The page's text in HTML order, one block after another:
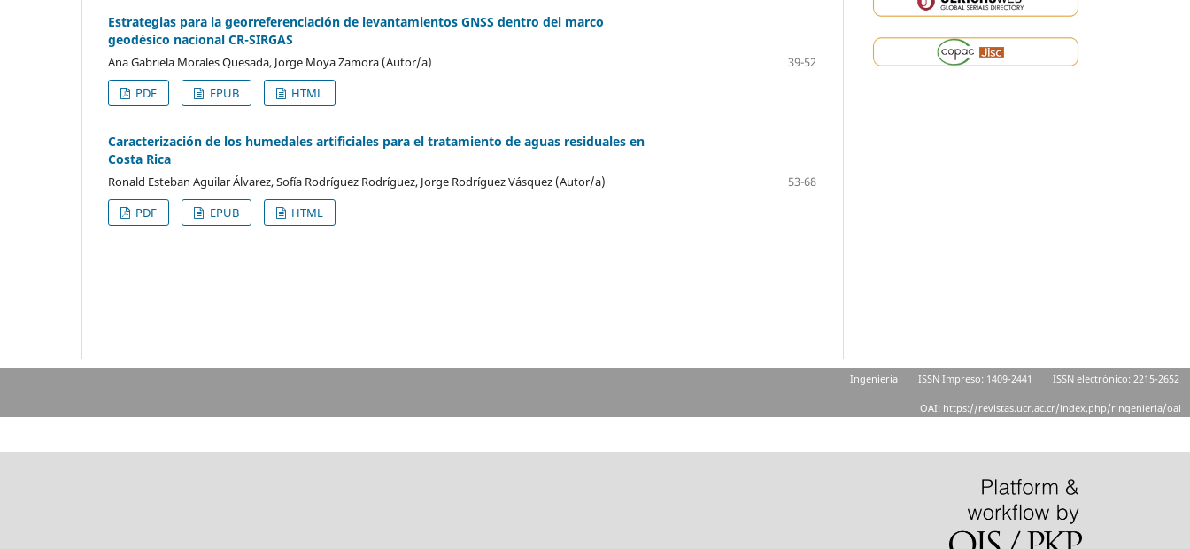
Estrategias para la georreferenciación de levantamientos GNSS dentro del marco
geodésico nacional CR-SIRGAS
Ana Gabriela Morales Quesada, Jorge Moya Zamora (Autor/a)
39-52
PDF
EPUB HTML
Caracterización de los humedales artificiales para el tratamiento de aguas residuales en
Costa Rica
Ronald Esteban Aguilar Álvarez, Sofía Rodríguez Rodríguez, Jorge Rodríguez Vásquez (Autor/a)
53-68
PDF
EPUB HTML
Ingeniería ISSN Impreso: 1409-2441 ISSN electrónico: 2215-2652
OAI: https://revistas.ucr.ac.cr/index.php/ringenieria/oai